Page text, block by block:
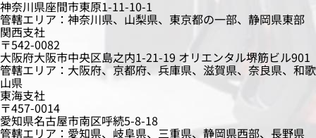
神奈川県座間市東原1-11-10-1
管轄エリア：神奈川県、山梨県、東京都の一部、静岡県東部
関西支社
〒542-0082
大阪府大阪市中央区島之内1-21-19 オリエンタル堺筋ビル901
管轄エリア：大阪府、京都府、兵庫県、滋賀県、奈良県、和歌
山県
東海支社
〒457-0014
愛知県名古屋市南区呼続5-8-18
管轄エリア：愛知県、岐阜県、三重県、静岡県西部、長野県